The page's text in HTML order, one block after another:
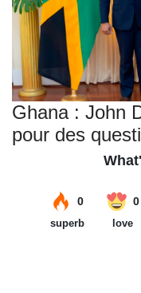
Ghana : John
pour des